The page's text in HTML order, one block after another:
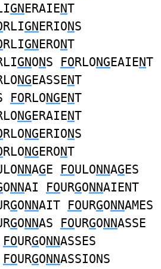
GNERAIENT
RLIGNERIONS
RLIGNERONT
GNONS FORLONGEAIENT
NGEASSENT
FORLONGENT
NGERAIENT
RLONGERIONS
RLONGERONT
NNAGE FOULONNAGES
ONNAI FOURGONNAIENT
GONNAIT FOURGONNAMES
GONNAS FOURGONNASSE
FOURGONNASSES
FOURGONNASSIONS